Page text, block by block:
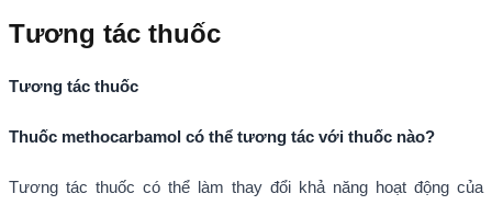
Tương tác thuốc
Tương tác thuốc
Thuốc methocarbamol có thể tương tác với thuốc nào?
Tương tác thuốc có thể làm thay đổi khả năng hoạt động của